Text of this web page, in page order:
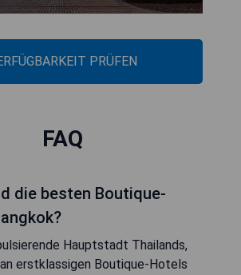
PRÜFEN
FAQ
die besten Boutique-
Hauptstadt Thailands,
erstklassigen Boutique-Hotels